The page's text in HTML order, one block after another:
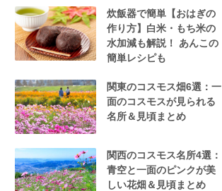
炊飯器で簡単【おはぎの
作り方】白米・もち米の
水加減も解説！ あんこの
簡単レシピも
関東のコスモス畑6選：一
面のコスモスが見られる
名所＆見頃まとめ
関西のコスモス名所4選：
青空と一面のピンクが美
しい花畑＆見頃まとめ